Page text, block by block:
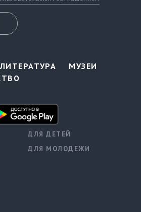
ЛИТЕРАТУРА
МУЗЕИ
ДЛЯ ДЕТЕЙ
ДЛЯ МОЛОДЕЖИ